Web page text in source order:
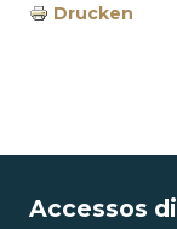
Drucken
Accessos